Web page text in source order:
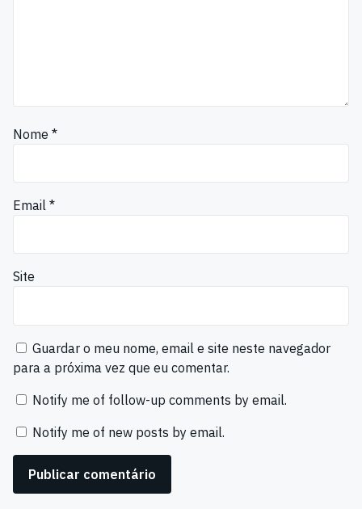
Nome *
Email *
Site
Guardar o meu nome, email e site neste navegador
para a próxima vez que eu comentar.
Notify me of follow-up comments by email.
Notify me of new posts by email.